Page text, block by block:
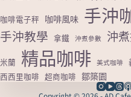
咖啡電子秤 咖啡風味 手沖
手沖教學 拿鐵 沖煮參數 沖
米蘭 精品咖啡 美式咖啡
西西里咖啡 超商咖啡 鄒築園